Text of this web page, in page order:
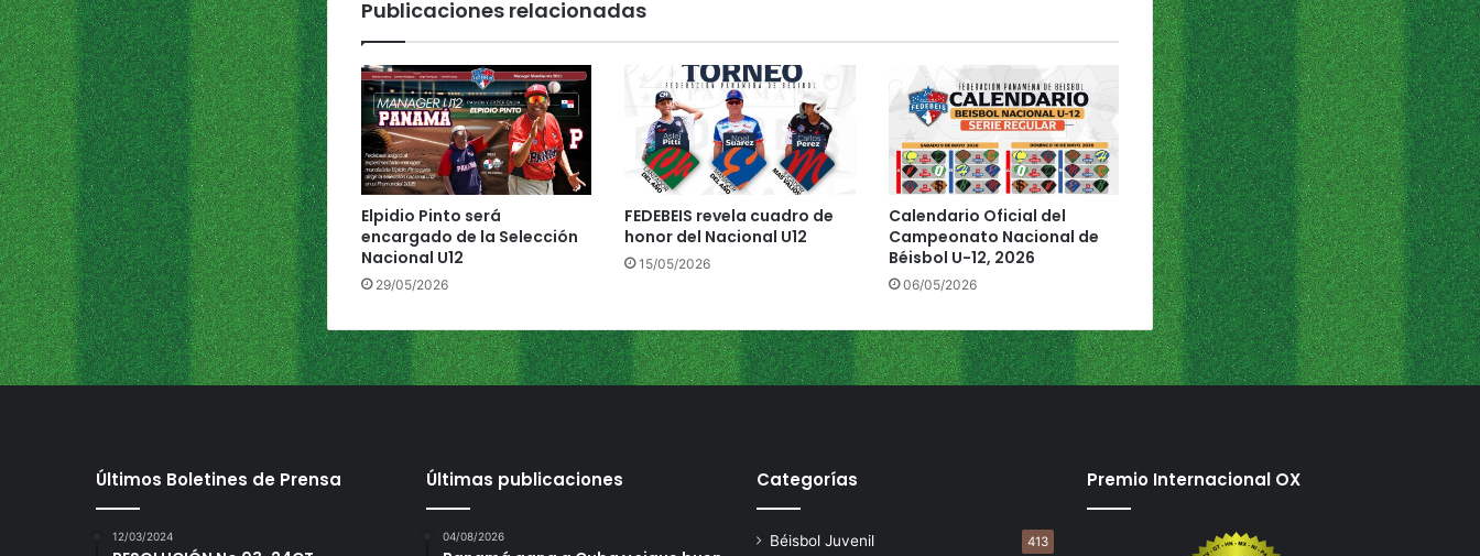
n
i
c
a
a
1
1
a
g
u
Publicaciones relacionadas
Elpidio Pinto será
encargado de la Selección
Nacional U12
29/05/2026
FEDEBEIS revela cuadro de
honor del Nacional U12
15/05/2026
Calendario Oficial del
Campeonato Nacional de
Béisbol U-12, 2026
06/05/2026
Últimos Boletines de Prensa
12/03/2024
Últimas publicaciones
04/08/2026
Categorías
Béisbol Juvenil 413
Premio Internacional OX